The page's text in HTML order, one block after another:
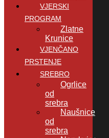
VJERSKI
PROGRAM
Zlatne
Krunice
VJENČANO
PRSTENJE
SREBRO
Ogrlice
od
srebra
Naušnice
od
srebra